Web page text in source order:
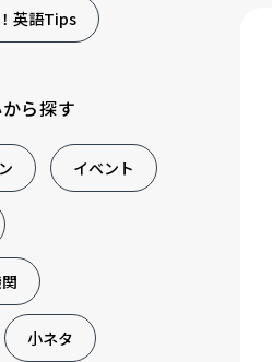
英語Tips
ら探す
イベント
小ネタ